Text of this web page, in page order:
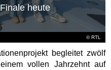
©RTL
heute
begleitet zwölf
vollen Jahrzehnt auf